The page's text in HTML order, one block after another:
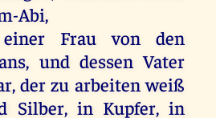
Abi,
einer Frau von
den
, und dessen Vater
, der zu arbeiten weiß
Silber, inKupfer,in